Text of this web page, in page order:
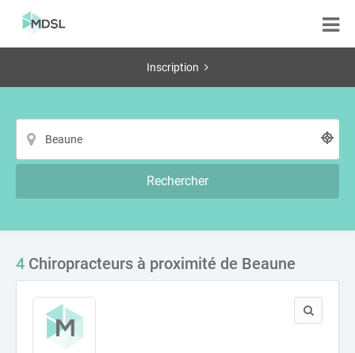
Inscription
Rechercher
4 Chiropracteurs à proximité de Beaune